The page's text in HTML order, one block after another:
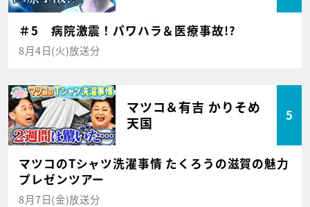
＃5 病院激震！パワハラ＆医療事故!?
8月4日(火)放送分
マツコ＆有吉 かりそめ
天国
5
マツコのTシャツ洗濯事情 たくろうの滋賀の魅力
プレゼンツアー
8月7日(金)放送分